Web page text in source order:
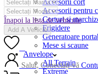
Accesorii cort
Accesorii pentru
Corturi si
Frigidere
Generatoare
Mese si scaune
Anvelope
All Terrain
Extreme
Înapoi la lista de vehicule
Add A Vehicle
Salut, Conectați-vă